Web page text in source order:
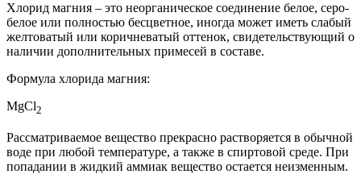
Хлорид магния – это неорганическое соединение белое, серо-
белое или полностью бесцветное, иногда может иметь слабый
желтоватый или коричневатый оттенок, свидетельствующий о
наличии дополнительных примесей в составе.
Формула хлорида магния:
MgCl2
Рассматриваемое вещество прекрасно растворяется в обычной
воде при любой температуре, а также в спиртовой среде. При
попадании в жидкий аммиак вещество остается неизменным.